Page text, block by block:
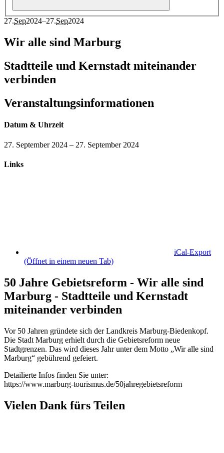
27.Sep2024–27.Sep2024
Wir alle sind Marburg
Stadtteile und Kernstadt miteinander
verbinden
Veranstaltungsinformationen
Datum & Uhrzeit
27. September 2024 – 27. September 2024
Links
iCal-Export
(Öffnet in einem neuen Tab)
50 Jahre Gebietsreform - Wir alle sind
Marburg - Stadtteile und Kernstadt
miteinander verbinden
Vor 50 Jahren gründete sich der Landkreis Marburg-Biedenkopf.
Die Stadt Marburg erhielt durch die Gebietsreform neue
Stadtgrenzen. Das wird dieses Jahr unter dem Motto „Wir alle sind
Marburg“ gebührend gefeiert.
Detailierte Infos finden Sie unter:
https://www.marburg-tourismus.de/50jahregebietsreform
Vielen Dank fürs Teilen